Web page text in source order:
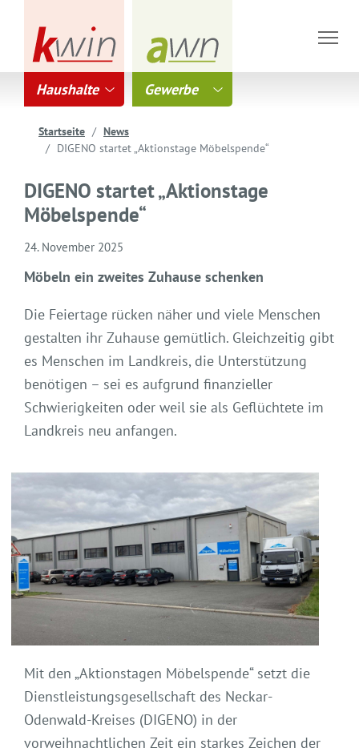
Haushalte Gewerbe
Startseite
News
DIGENO startet „Aktionstage Möbelspende“
DIGENO startet „Aktionstage
Möbelspende“
24. November 2025
Möbeln ein zweites Zuhause schenken
Die Feiertage rücken näher und viele Menschen
gestalten ihr Zuhause gemütlich. Gleichzeitig gibt
es Menschen im Landkreis, die Unterstützung
benötigen – sei es aufgrund finanzieller
Schwierigkeiten oder weil sie als Geflüchtete im
Landkreis neu anfangen.
Mit den „Aktionstagen Möbelspende“ setzt die
Dienstleistungsgesellschaft des Neckar-
Odenwald-Kreises (DIGENO) in der
vorweihnachtlichen Zeit ein starkes Zeichen der